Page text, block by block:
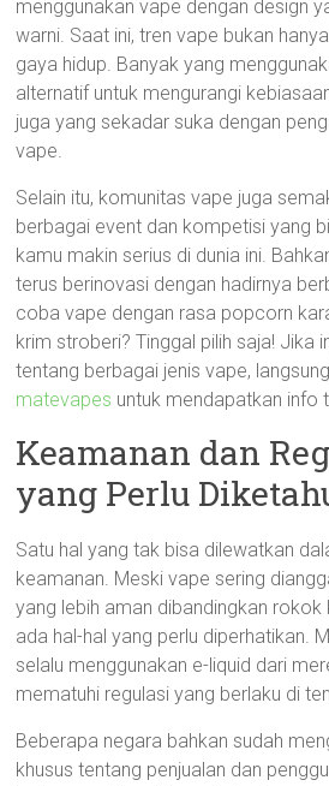
menggunakan vape dengan design
warni. Saat ini, tren vape bukan
gaya hidup. Banyak yang
alternatif untuk mengurangi
juga yang sekadar suka dengan
vape.
Selain itu, komunitas vape juga
berbagai event dan kompetisi yang
kamu makin serius di dunia ini.
terus berinovasi dengan hadirnya
coba vape dengan rasa popcorn
krim stroberi? Tinggal pilih saja! Jika
tentang berbagai jenis vape,
matevapes untuk mendapatkan info
Keamanan dan
yang Perlu
Satu hal yang tak bisa dilewatkan
keamanan. Meski vape sering
yang lebih aman dibandingkan
ada hal-hal yang perlu diperhatikan.
selalu menggunakan e-liquid dari
mematuhi regulasi yang berlaku di
Beberapa negara bahkan sudah
khusus tentang penjualan dan